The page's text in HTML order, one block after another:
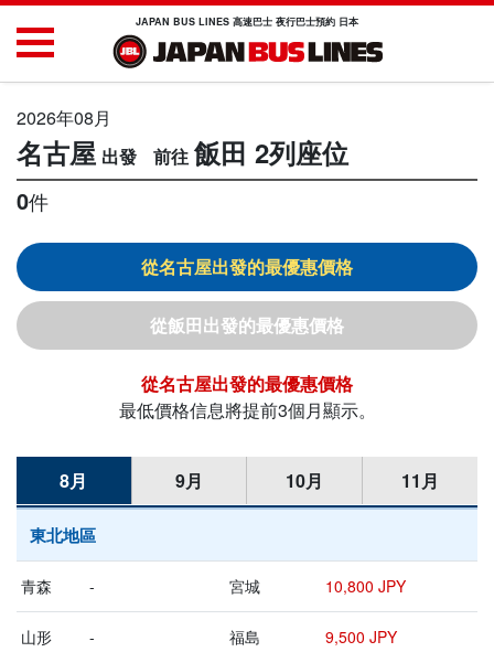
JAPAN BUS LINES 高速巴士 夜行巴士預約 日本
2026年08月
名古屋 飯田 2列座位
0件
名古屋
飯田
名古屋
最低價格信息將提前3個月顯示。
8月 9月 10月 11月
東北地區
青森 - 宮城 10,800 JPY
山形 - 福島 9,500 JPY